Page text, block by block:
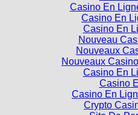
Casino En
Casino En
Casino En
Nouveau
Nouveaux
Nouveaux
Casino En
Casino
Casino En
Crypto